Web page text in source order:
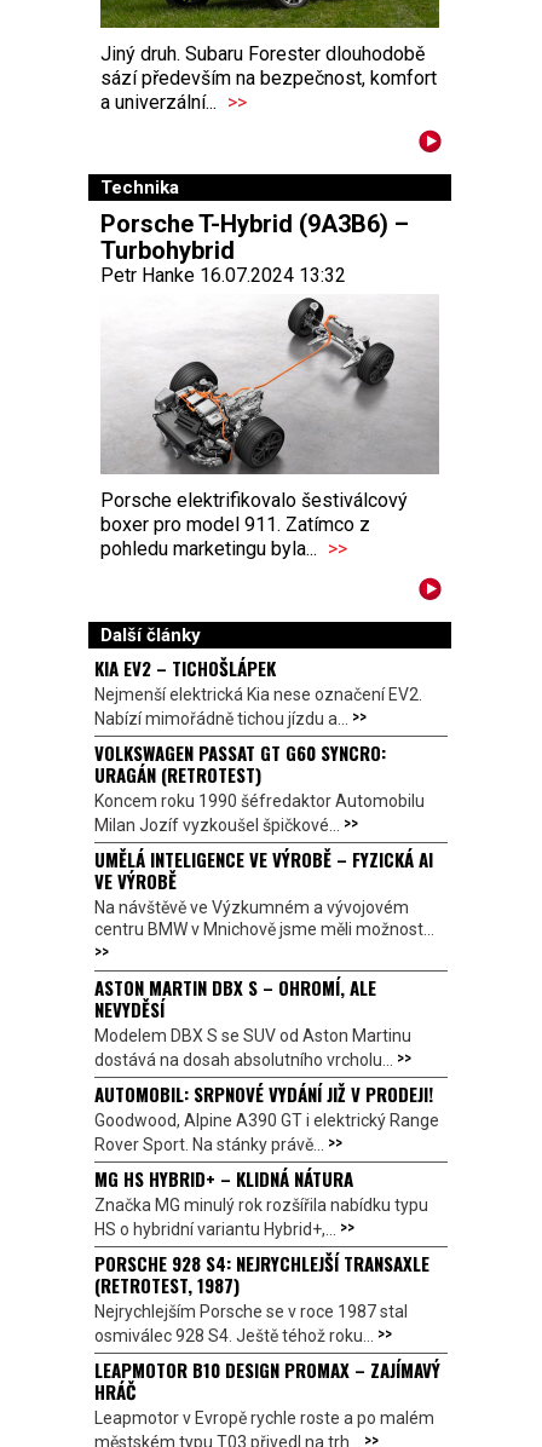
Jiný druh. Subaru Forester dlouhodobě
sází především na bezpečnost, komfort
a univerzální... >>
Technika
Porsche T-Hybrid (9A3B6) –
Turbohybrid
Petr Hanke 16.07.2024 13:32
Porsche elektrifikovalo šestiválcový
boxer pro model 911. Zatímco z
pohledu marketingu byla... >>
Další články
KIA EV2 – TICHOŠLÁPEK
Nejmenší elektrická Kia nese označení EV2.
Nabízí mimořádně tichou jízdu a... >>
VOLKSWAGEN PASSAT GT G60 SYNCRO:
URAGÁN (RETROTEST)
Koncem roku 1990 šéfredaktor Automobilu
Milan Jozíf vyzkoušel špičkové... >>
UMĚLÁ INTELIGENCE VE VÝROBĚ – FYZICKÁ AI
VE VÝROBĚ
Na návštěvě ve Výzkumném a vývojovém
centru BMW v Mnichově jsme měli možnost...
>>
ASTON MARTIN DBX S – OHROMÍ, ALE
NEVYDĚSÍ
Modelem DBX S se SUV od Aston Martinu
dostává na dosah absolutního vrcholu... >>
AUTOMOBIL: SRPNOVÉ VYDÁNÍ JIŽ V PRODEJI!
Goodwood, Alpine A390 GT i elektrický Range
Rover Sport. Na stánky právě... >>
MG HS HYBRID+ – KLIDNÁ NÁTURA
Značka MG minulý rok rozšířila nabídku typu
HS o hybridní variantu Hybrid+,... >>
PORSCHE 928 S4: NEJRYCHLEJŠÍ TRANSAXLE
(RETROTEST, 1987)
Nejrychlejším Porsche se v roce 1987 stal
osmiválec 928 S4. Ještě téhož roku... >>
LEAPMOTOR B10 DESIGN PROMAX – ZAJÍMAVÝ
HRÁČ
Leapmotor v Evropě rychle roste a po malém
městském typu T03 přivedl na trh... >>